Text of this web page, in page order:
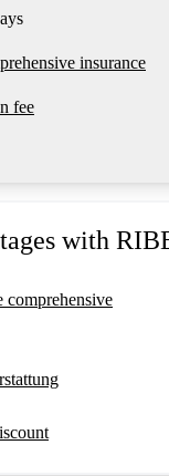
insurance
fee
with
comprehensive